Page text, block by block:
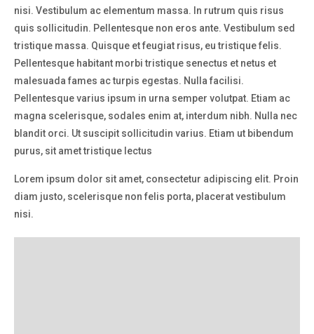
nisi. Vestibulum ac elementum massa. In rutrum quis risus
quis sollicitudin. Pellentesque non eros ante. Vestibulum sed
tristique massa. Quisque et feugiat risus, eu tristique felis.
Pellentesque habitant morbi tristique senectus et netus et
malesuada fames ac turpis egestas. Nulla facilisi.
Pellentesque varius ipsum in urna semper volutpat. Etiam ac
magna scelerisque, sodales enim at, interdum nibh. Nulla nec
blandit orci. Ut suscipit sollicitudin varius. Etiam ut bibendum
purus, sit amet tristique lectus
Lorem ipsum dolor sit amet, consectetur adipiscing elit. Proin
diam justo, scelerisque non felis porta, placerat vestibulum
nisi.